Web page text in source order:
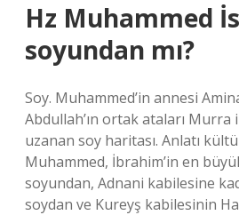
Hz Muhammed
soyundan mı?
Soy. Muhammed’in annesi
Abdullah’ın ortak ataları Murra
uzanan soy haritası. Anlatı
Muhammed, İbrahim’in en
soyundan, Adnani kabilesine
soydan ve Kureyş kabilesinin